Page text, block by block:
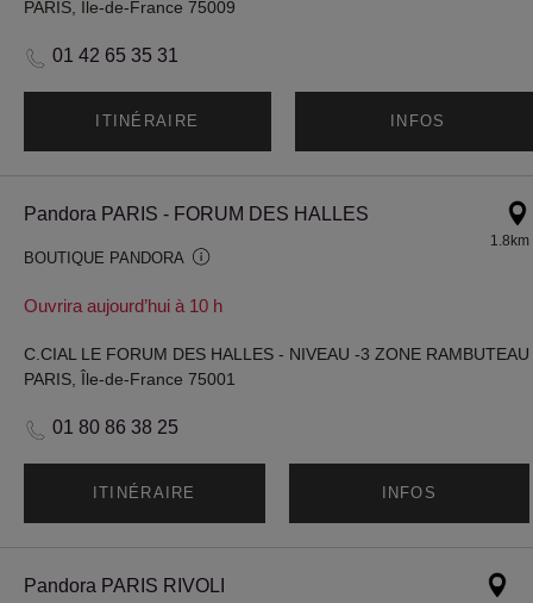
PARIS, Île-de-France 75009
01 42 65 35 31
ITINÉRAIRE INFOS
Pandora PARIS - FORUM DES HALLES
BOUTIQUE PANDORA
Ouvrira aujourd’hui à 10 h
1.8km
C.CIAL LE FORUM DES HALLES - NIVEAU -3 ZONE RAMBUTEAU
PARIS, Île-de-France 75001
01 80 86 38 25
ITINÉRAIRE INFOS
Pandora PARIS RIVOLI